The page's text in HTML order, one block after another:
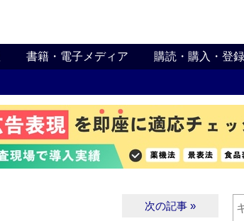
書籍・電子メディア 購読・購入・登録
次の記事 »